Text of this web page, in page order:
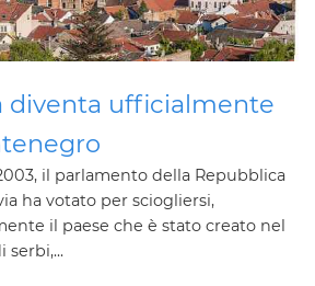
diventa ufficialmente
il parlamento della Repubblica
ha votato per sciogliersi,
il paese che è stato creato nel
serbi,...